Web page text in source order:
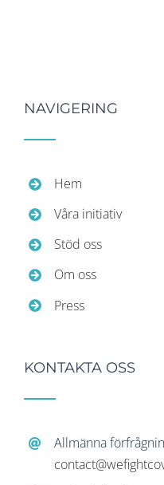
NAVIGERING
Hem
Våra initiativ
Stöd oss
Om oss
Press
KONTAKTA OSS
Allmänna